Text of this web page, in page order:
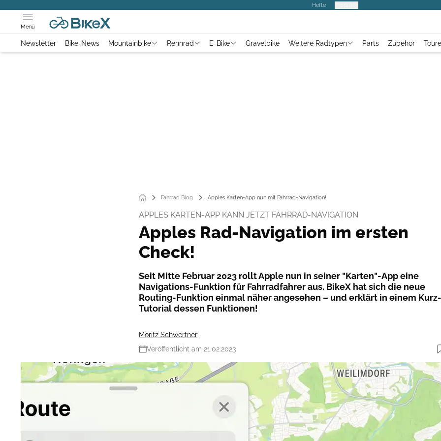
Hefte
Menü
Newsletter Bike-News Mountainbike Rennrad E-Bike Gravelbike Weitere Radtypen Parts Zubehör
Fahrrad Blog Apples Karten-App nun mit Fahrrad-Navigation!
APPLES KARTEN-APP KANN JETZT FAHRRAD-NAVIGATION
Apples Rad-Navigation im ersten
Check!
Seit Mitte Februar 2023 rollt Apple nun in seiner "Karten"-App eine
Navigations-Funktion für Fahrradfahrer aus. BikeX hat sich die neue
Routing-Funktion einmal näher angesehen – und erklärt in einem Kurz-
Tutorial dessen Funktionen!
Moritz Schwertner
Veröffentlicht am 21.02.2023